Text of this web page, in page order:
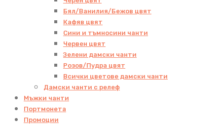
Бял/Ванилия/Бежов цвят
Кафяв цвят
Сини и тъмносини чанти
Червен цвят
Зелени дамски чанти
Розов/Пудра цвят
Всички цветове дамски чанти
Дамски чанти с релеф
Мъжки чанти
Портмонета
Промоции